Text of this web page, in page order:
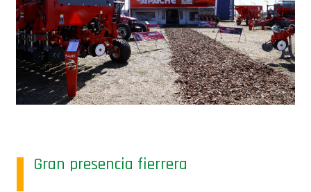
Gran presencia fierrera